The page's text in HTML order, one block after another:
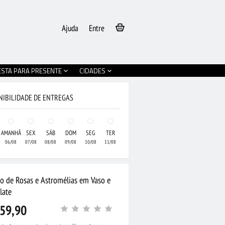
Entre
Ajuda
PARA PRESENTE CIDADES
Buquê Grande de
DE ENTREGAS
AMANHÃ
06/08
SEX
07/08
SÁB
08/08
DOM
09/08
SEG
10/08
TER
11/08
de Rosas e Astromélias em Vaso e